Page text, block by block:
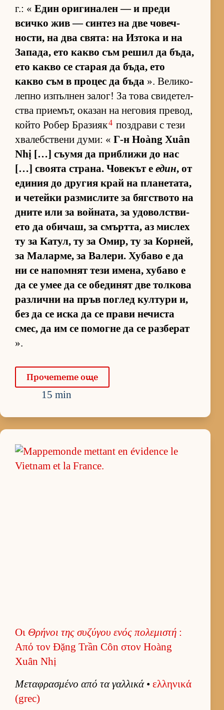
г.: « Един ори­ги­на­лен — и преди
всичко жив — син­тез на две чо­веч­
нос­ти, на два свя­та: на Из­тока и на
За­па­да, ето какво съм ре­шил да бъ­да,
ето какво се ста­рая да бъ­да, ето
какво съм в про­цес да бъда ». Ве­ли­ко­
лепно из­пъл­нен за­лог! За това сви­де­тел­
с­тва при­е­мът, ока­зан на не­го­вия пре­вод,
който Ро­бер Бра­зияк4 поз­д­рави с тези
хва­леб­с­т­вени ду­ми: « Г-н Hoàng Xuân
Nhị […] съ­умя да приб­лижи до нас
[…] сво­ята стра­на. Чо­ве­кът е един, от
еди­ния до дру­гия край на пла­не­та­та,
и че­тейки раз­мис­лите за бяг­с­т­вото на
дните или за вой­на­та, за удо­вол­с­т­ви­
ето да оби­чаш, за смърт­та, аз мис­лех
ту за Ка­тул, ту за Омир, ту за Кор­ней,
за Ма­лар­ме, за Ва­ле­ри. Ху­баво е да
ни се на­пом­нят тези име­на, ху­баво е
да се умее да се обе­ди­нят две тол­кова
раз­лични на пръв пог­лед кул­тури и,
без да се иска да се прави не­чиста
смес, да им се по­могне да се раз­бе­рат
».
Про­че­тете още
15 min
Οι Θρήνοι της συζύγου ενός πολεμιστή :
Από τον Đặng Trần Côn στον Hoàng
Xuân Nhị
Μεταφρασμένο από τα γαλ­λικά• ελ­ληνικά
(grec)